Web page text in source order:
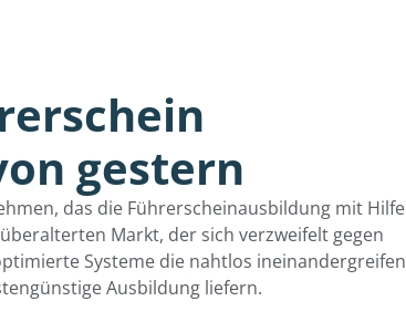
gestern
das die Führerscheinausbildung mit Hilfe
Markt, der sich verzweifelt gegen
Systeme die nahtlos ineinandergreifen
Ausbildung liefern.